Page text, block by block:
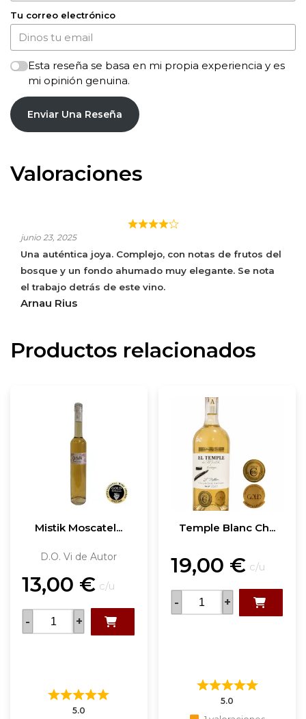
Tu correo electrónico
Esta reseña se basa en mi propia experiencia y es
mi opinión genuina.
Enviar Una Reseña
Valoraciones
junio 23, 2025
Una auténtica joya. Complejo, con notas de frutos del
bosque y un fondo ahumado muy elegante. Se nota
el trabajo detrás de este vino.
Arnau Rius
Productos relacionados
Mistik Moscatel...
D.O. Vi de Autor
13,00 € c/u
- +
5.0
Temple Blanc Ch...
19,00 € c/u
- +
5.0